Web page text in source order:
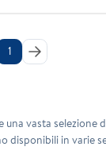
1
vasta
in varie